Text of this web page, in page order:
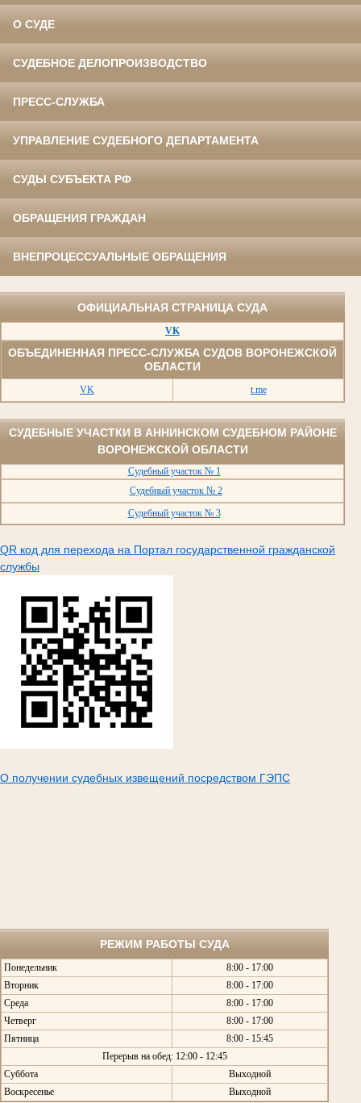
О СУДЕ
СУДЕБНОЕ ДЕЛОПРОИЗВОДСТВО
ПРЕСС-СЛУЖБА
УПРАВЛЕНИЕ СУДЕБНОГО ДЕПАРТАМЕНТА
СУДЫ СУБЪЕКТА РФ
ОБРАЩЕНИЯ ГРАЖДАН
ВНЕПРОЦЕССУАЛЬНЫЕ ОБРАЩЕНИЯ
ОФИЦИАЛЬНАЯ СТРАНИЦА СУДА
VK
ОБЪЕДИНЕННАЯ ПРЕСС-СЛУЖБА СУДОВ ВОРОНЕЖСКОЙ
ОБЛАСТИ
VK t.me
СУДЕБНЫЕ УЧАСТКИ В АННИНСКОМ СУДЕБНОМ РАЙОНЕ
ВОРОНЕЖСКОЙ ОБЛАСТИ
Судебный участок № 1
Судебный участок № 2
Судебный участок № 3
QR код для перехода на Портал государственной гражданской
службы
О получении судебных извещений посредством ГЭПС
РЕЖИМ РАБОТЫ СУДА
Понедельник
8:00 - 17:00
Вторник
8:00 - 17:00
Среда
8:00 - 17:00
Четверг
8:00 - 17:00
Пятница
8:00 - 15:45
Перерыв на обед: 12:00 - 12:45
Суббота
Выходной
Воскресенье
Выходной